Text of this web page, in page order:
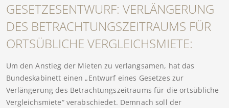
GESETZESENTWURF: VERLÄNGERUNG
DES BETRACHTUNGSZEITRAUMS FÜR
ORTSÜBLICHE VERGLEICHSMIETE:
Um den Anstieg der Mieten zu verlangsamen, hat das
Bundeskabinett einen „Entwurf eines Gesetzes zur
Verlängerung des Betrachtungszeitraums für die ortsübliche
Vergleichsmiete“ verabschiedet. Demnach soll der